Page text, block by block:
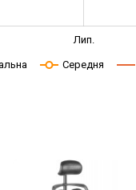
Лип.
Середня